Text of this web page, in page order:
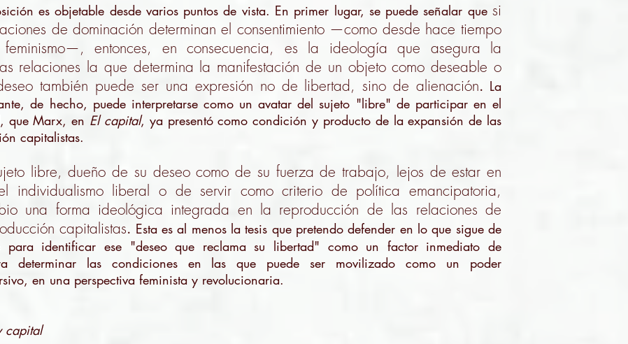
es objetable desde varios puntos de vista. En primer lugar, se puede señalar que si
de dominación determinan el consentimiento —como desde hace tiempo
entonces, en consecuencia, es la ideología que asegura la
relaciones la que determina la manifestación de un objeto como deseable o
también puede ser una expresión no de libertad, sino de alienación. La
de hecho, puede interpretarse como un avatar del sujeto "libre" de participar en el
que Marx, en El capital, ya presentó como condición y producto de la expansión de las
capitalistas.
libre, dueño de su deseo como de su fuerza de trabajo, lejos de estar en
individualismo liberal o de servir como criterio de política emancipatoria,
una forma ideológica integrada en la reproducción de las relaciones de
capitalistas. Esta es al menos la tesis que pretendo defender en lo que sigue de
para identificar ese "deseo que reclama su libertad" como un factor inmediato de
determinar las condiciones en las que puede ser movilizado como un poder
en una perspectiva feminista y revolucionaria.
capital